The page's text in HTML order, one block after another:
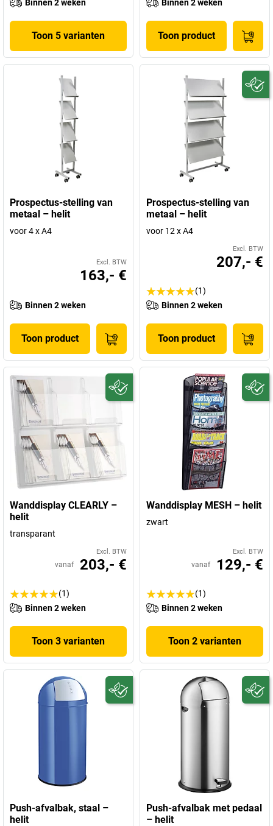
Binnen 2 weken
Toon 5 varianten
Binnen 2 weken
Toon product
Prospectus-stelling van
metaal – helit
voor 4 x A4
Excl. BTW
163,- €
Binnen 2 weken
Toon product
Prospectus-stelling van
metaal – helit
voor 12 x A4
Excl. BTW
207,- €
(1)
Binnen 2 weken
Toon product
Wanddisplay CLEARLY –
helit
transparant
Excl. BTW
vanaf 203,- €
(1)
Binnen 2 weken
Toon 3 varianten
Wanddisplay MESH – helit
zwart
Excl. BTW
vanaf 129,- €
(1)
Binnen 2 weken
Toon 2 varianten
Push-afvalbak, staal –
helit
Push-afvalbak met pedaal
– helit